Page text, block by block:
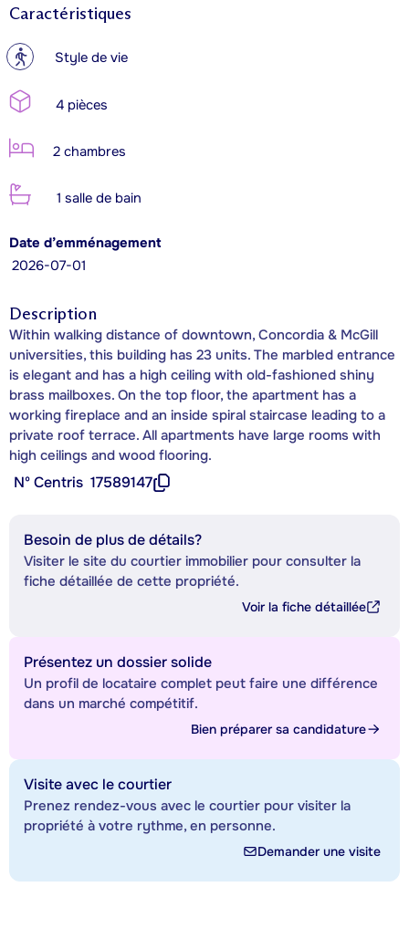
Caractéristiques
? Style de vie
4 pièces
2 chambres
1 salle de bain
Date d’emménagement
2026-07-01
Description
Within walking distance of downtown, Concordia & McGill
universities, this building has 23 units. The marbled entrance
is elegant and has a high ceiling with old-fashioned shiny
brass mailboxes. On the top floor, the apartment has a
working fireplace and an inside spiral staircase leading to a
private roof terrace. All apartments have large rooms with
high ceilings and wood flooring.
Nº Centris 17589147
Besoin de plus de détails?
Visiter le site du courtier immobilier pour consulter la
fiche détaillée de cette propriété.
Voir la fiche détaillée
Présentez un dossier solide
Un profil de locataire complet peut faire une différence
dans un marché compétitif.
Bien préparer sa candidature
Visite avec le courtier
Prenez rendez-vous avec le courtier pour visiter la
propriété à votre rythme, en personne.
Demander une visite